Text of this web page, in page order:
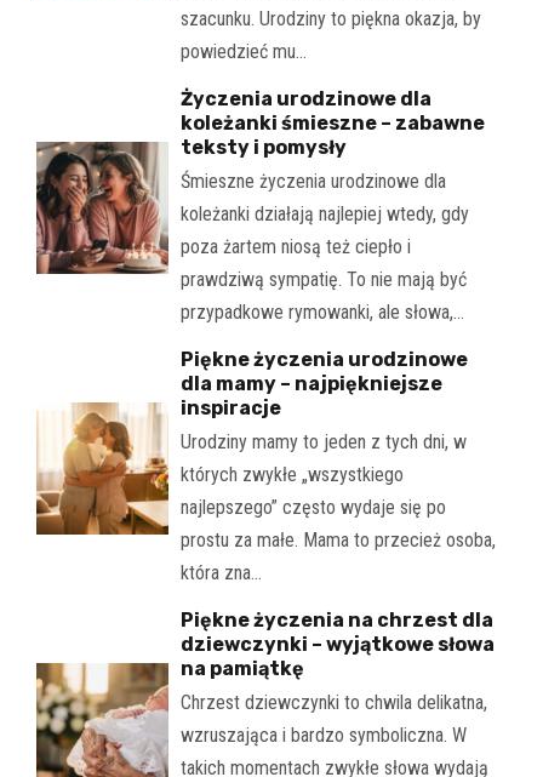
szacunku. Urodziny to piękna okazja, by
powiedzieć mu…
Życzenia urodzinowe dla
koleżanki śmieszne – zabawne
teksty i pomysły
Śmieszne życzenia urodzinowe dla
koleżanki działają najlepiej wtedy, gdy
poza żartem niosą też ciepło i
prawdziwą sympatię. To nie mają być
przypadkowe rymowanki, ale słowa,…
Piękne życzenia urodzinowe
dla mamy – najpiękniejsze
inspiracje
Urodziny mamy to jeden z tych dni, w
których zwykłe „wszystkiego
najlepszego” często wydaje się po
prostu za małe. Mama to przecież osoba,
która zna…
Piękne życzenia na chrzest dla
dziewczynki – wyjątkowe słowa
na pamiątkę
Chrzest dziewczynki to chwila delikatna,
wzruszająca i bardzo symboliczna. W
takich momentach zwykłe słowa wydają